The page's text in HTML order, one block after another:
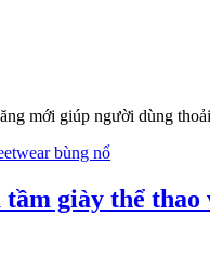
mới giúp người dùng
giày thể thao